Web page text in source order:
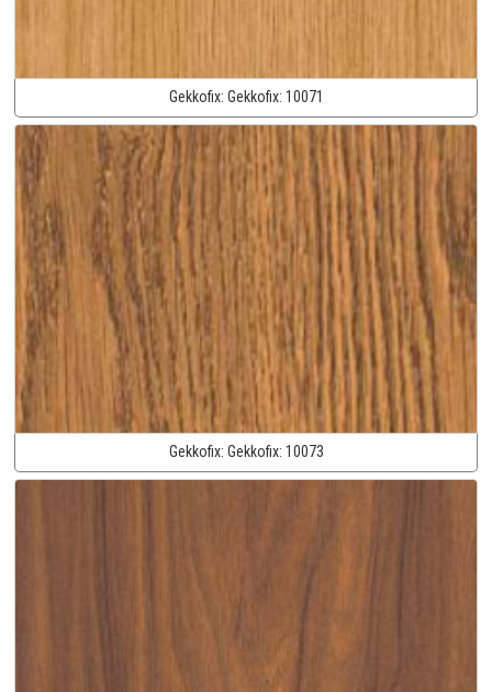
Gekkofix: Gekkofix: 10071
Gekkofix: Gekkofix: 10073